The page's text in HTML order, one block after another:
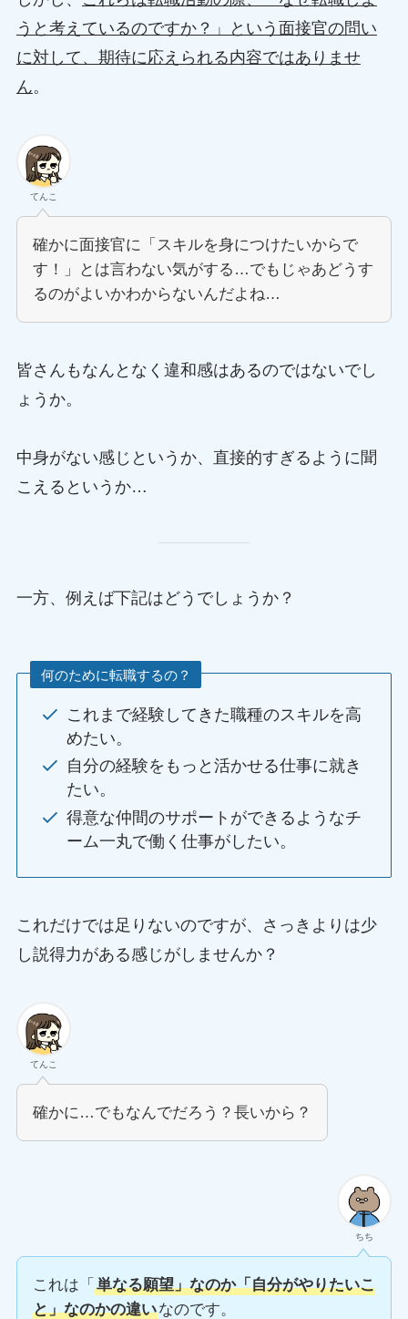
うと考えているのですか？」という面接官の問い
に対して、期待に応えられる内容ではありませ
ん。
てんこ
確かに面接官に「スキルを身につけたいからで
す！」とは言わない気がする…でもじゃあどうす
るのがよいかわからないんだよね…
皆さんもなんとなく違和感はあるのではないでし
ょうか。
中身がない感じというか、直接的すぎるように聞
こえるというか…
一方、例えば下記はどうでしょうか？
何のために転職するの？
これまで経験してきた職種のスキルを高
めたい。
自分の経験をもっと活かせる仕事に就き
たい。
得意な仲間のサポートができるようなチ
ーム一丸で働く仕事がしたい。
これだけでは足りないのですが、さっきよりは少
し説得力がある感じがしませんか？
てんこ
確かに…でもなんでだろう？長いから？
ちち
これは「 単なる願望」なのか「自分がやりたいこ
と」なのかの違いなのです。